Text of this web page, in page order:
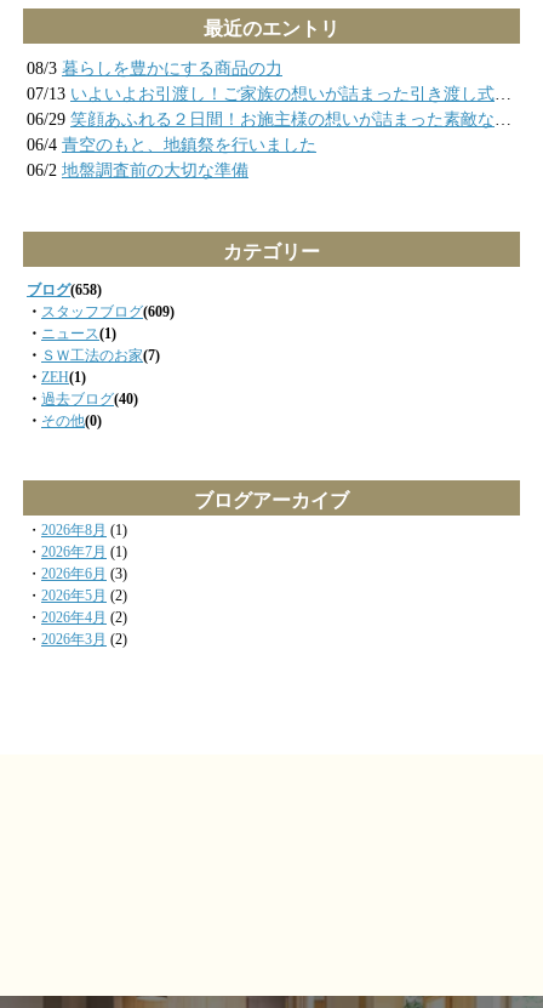
最近のエントリ
08/3 暮らしを豊かにする商品の力
07/13 いよいよお引渡し！ご家族の想いが詰まった引き渡し式の様子
06/29 笑顔あふれる２日間！お施主様の想いが詰まった素敵なお家が完成しました
06/4 青空のもと、地鎮祭を行いました
06/2 地盤調査前の大切な準備
カテゴリー
ブログ(658)
・ スタッフブログ(609)
・ ニュース(1)
・ ＳＷ工法のお家(7)
・ ZEH(1)
・ 過去ブログ(40)
・ その他(0)
ブログアーカイブ
・ 2026年8月 (1)
・ 2026年7月 (1)
・ 2026年6月 (3)
・ 2026年5月 (2)
・ 2026年4月 (2)
・ 2026年3月 (2)